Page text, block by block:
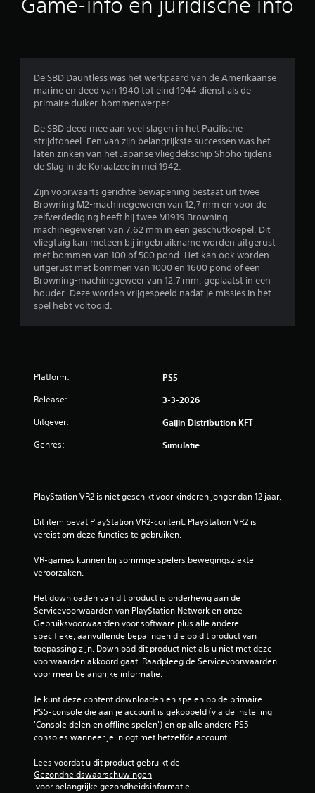
n
n
Game-info en juridische info
De SBD Dauntless was het werkpaard van de Amerikaanse
marine en deed van 1940 tot eind 1944 dienst als de
primaire duiker-bommenwerper.
De SBD deed mee aan veel slagen in het Pacifische
strijdtoneel. Een van zijn belangrijkste successen was het
laten zinken van het Japanse vliegdekschip Shōhō tijdens
de Slag in de Koraalzee in mei 1942.
Zijn voorwaarts gerichte bewapening bestaat uit twee
Browning M2-machinegeweren van 12,7 mm en voor de
zelfverdediging heeft hij twee M1919 Browning-
machinegeweren van 7,62 mm in een geschutkoepel. Dit
vliegtuig kan meteen bij ingebruikname worden uitgerust
met bommen van 100 of 500 pond. Het kan ook worden
uitgerust met bommen van 1000 en 1600 pond of een
Browning-machinegeweer van 12,7 mm, geplaatst in een
houder. Deze worden vrijgespeeld nadat je missies in het
spel hebt voltooid.
Platform: PS5
Release: 3-3-2026
Uitgever: Gaijin Distribution KFT
Genres: Simulatie
PlayStation VR2 is niet geschikt voor kinderen jonger dan 12 jaar.
Dit item bevat PlayStation VR2-content. PlayStation VR2 is
vereist om deze functies te gebruiken.
VR-games kunnen bij sommige spelers bewegingsziekte
veroorzaken.
Het downloaden van dit product is onderhevig aan de
Servicevoorwaarden van PlayStation Network en onze
Gebruiksvoorwaarden voor software plus alle andere
specifieke, aanvullende bepalingen die op dit product van
toepassing zijn. Download dit product niet als u niet met deze
voorwaarden akkoord gaat. Raadpleeg de Servicevoorwaarden
voor meer belangrijke informatie.
Je kunt deze content downloaden en spelen op de primaire
PS5-console die aan je account is gekoppeld (via de instelling
'Console delen en offline spelen') en op alle andere PS5-
consoles wanneer je inlogt met hetzelfde account.
Lees voordat u dit product gebruikt de
Gezondheidswaarschuwingen
voor belangrijke gezondheidsinformatie.